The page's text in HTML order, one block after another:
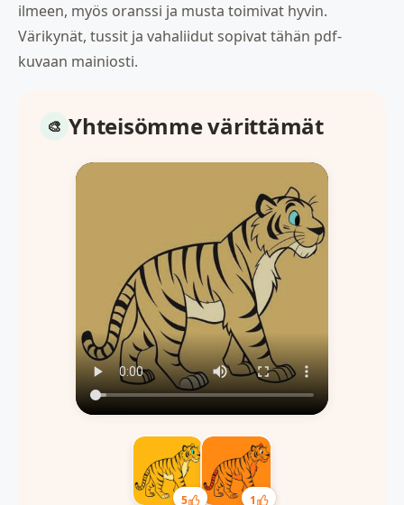
ilmeen, myös oranssi ja musta toimivat hyvin.
Värikynät, tussit ja vahaliidut sopivat tähän pdf-
kuvaan mainiosti.
Yhteisömme värittämät
5 1